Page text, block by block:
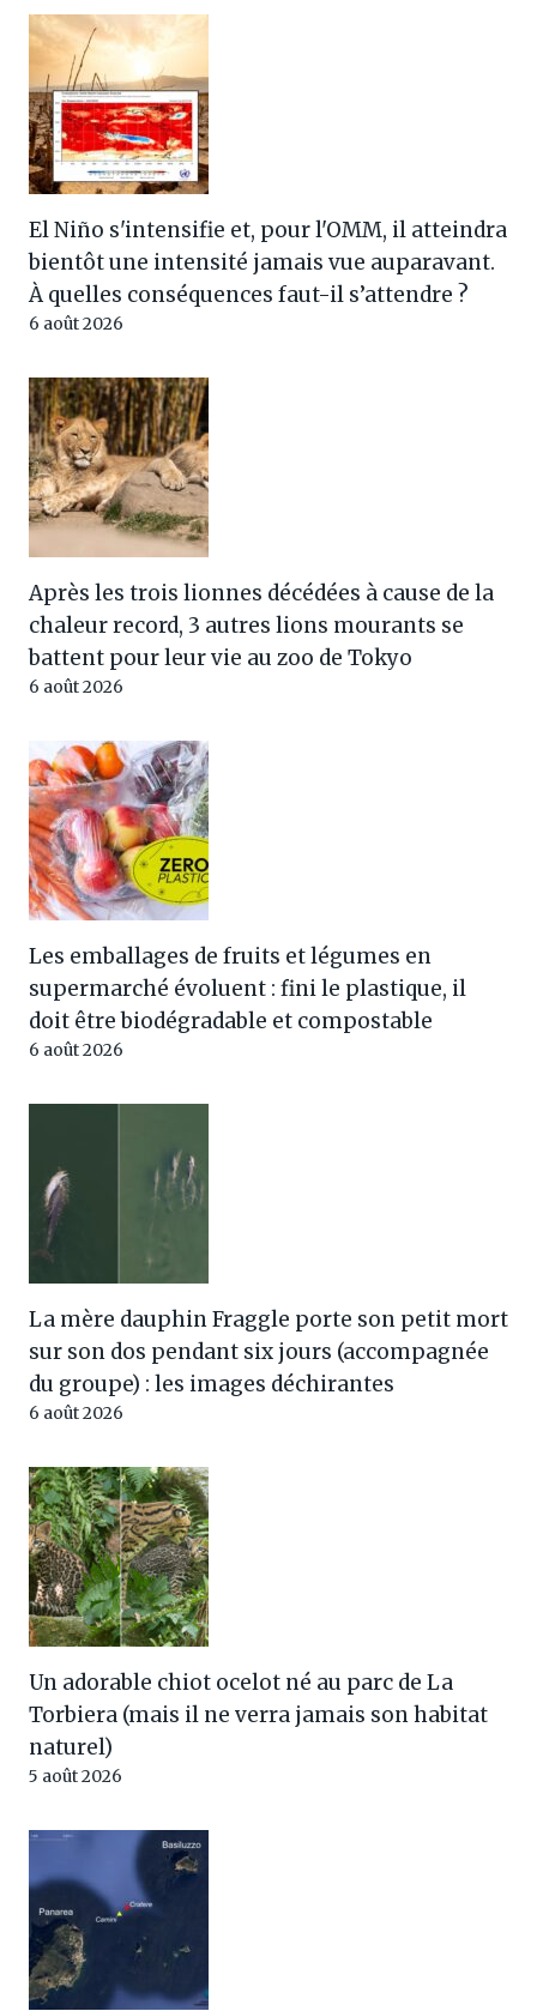
El Niño s'intensifie et, pour l'OMM, il atteindra
bientôt une intensité jamais vue auparavant.
À quelles conséquences faut-il s’attendre ?
6 août 2026
Après les trois lionnes décédées à cause de la
chaleur record, 3 autres lions mourants se
battent pour leur vie au zoo de Tokyo
6 août 2026
Les emballages de fruits et légumes en
supermarché évoluent : fini le plastique, il
doit être biodégradable et compostable
6 août 2026
La mère dauphin Fraggle porte son petit mort
sur son dos pendant six jours (accompagnée
du groupe) : les images déchirantes
6 août 2026
Un adorable chiot ocelot né au parc de La
Torbiera (mais il ne verra jamais son habitat
naturel)
5 août 2026